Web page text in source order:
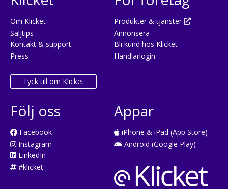
Om Klicket
Säljtips
Kontakt & support
Press
Tyck till om Klicket
Produkter & tjänster
Annonsera
Bli kund hos Klicket
Handlarlogin
Följ oss
Facebook
Instagram
LinkedIn
#klicket
Appar
iPhone & iPad (App Store)
Android (Google Play)